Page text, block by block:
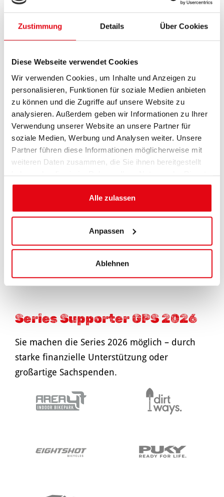
Zustimmung Details Über Cookies
Diese Webseite verwendet Cookies
Wir verwenden Cookies, um Inhalte und Anzeigen zu
personalisieren, Funktionen für soziale Medien anbieten
zu können und die Zugriffe auf unsere Website zu
analysieren. Außerdem geben wir Informationen zu Ihrer
Verwendung unserer Website an unsere Partner für
soziale Medien, Werbung und Analysen weiter. Unsere
Partner führen diese Informationen möglicherweise mit
weiteren Daten zusammen, die Sie ihnen bereitgestellt
gesammelt haben.
Alle zulassen
Anpassen
Ablehnen
14.02.2026
Presse: German Pumptrack Series
stellt Konzept für 2026 neu auf
Ältere News gibt eshier
Das war die erste German
Pumptrack Series 2025
Series Supporter GPS 2026
Sie machen die Series 2026 möglich – durch
starke finanzielle Unterstützung oder
großartige Sachspenden.